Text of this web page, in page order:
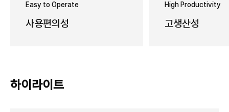
Easy to Operate
사용편의성
High Productivity
고생산성
하이라이트